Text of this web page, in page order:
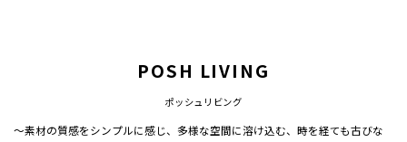
POSH LIVING
ポッシュリビング
～素材の質感をシンプルに感じ、多様な空間に溶け込む、時を経ても古びな